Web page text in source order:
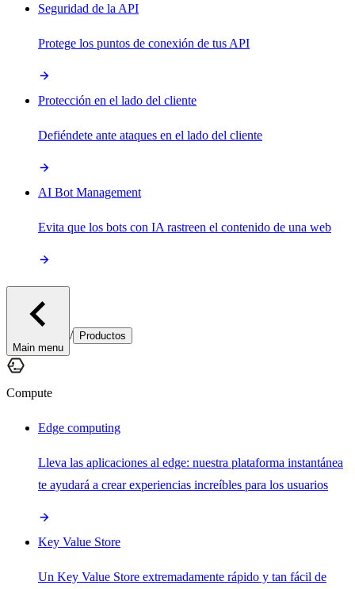
Seguridad de la API
Protege los puntos de conexión de tus API
Protección en el lado del cliente
Defiéndete ante ataques en el lado del cliente
AI Bot Management
Evita que los bots con IA rastreen el contenido de una web
Main menu
/ Productos
Compute
Edge computing
Lleva las aplicaciones al edge: nuestra plataforma instantánea
te ayudará a crear experiencias increíbles para los usuarios
Key Value Store
Un Key Value Store extremadamente rápido y tan fácil de